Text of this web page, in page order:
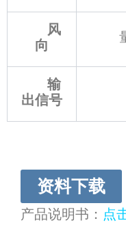
风
向
输
出信号
资料下载
产品说明书： 点